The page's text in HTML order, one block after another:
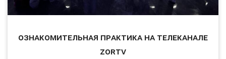
Ознакомительная практика на телеканале
ZorTV